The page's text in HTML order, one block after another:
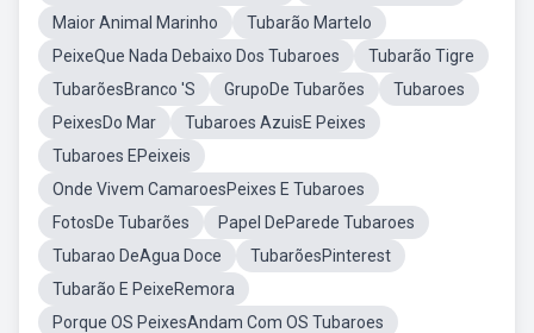
Maior Animal Marinho
Tubarão Martelo
PeixeQue Nada Debaixo Dos Tubaroes
Tubarão Tigre
TubarõesBranco 'S
GrupoDe Tubarões
Tubaroes
PeixesDo Mar
Tubaroes AzuisE Peixes
Tubaroes EPeixeis
Onde Vivem CamaroesPeixes E Tubaroes
FotosDe Tubarões
Papel DeParede Tubaroes
Tubarao DeAgua Doce
TubarõesPinterest
Tubarão E PeixeRemora
Porque OS PeixesAndam Com OS Tubaroes